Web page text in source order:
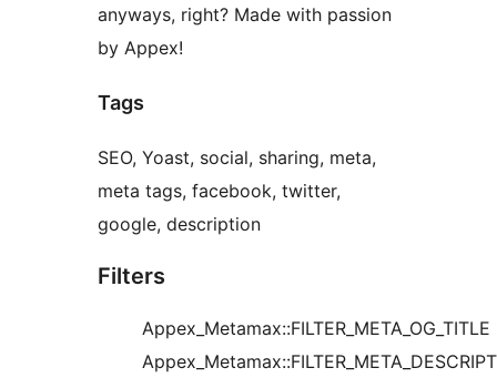
anyways, right? Made with passion
by Appex!
Tags
SEO, Yoast, social, sharing, meta,
meta tags, facebook, twitter,
google, description
Filters
Appex_Metamax::FILTER_META_OG_TITLE